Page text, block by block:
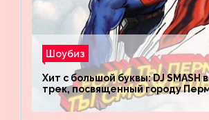
Шоубиз
Хит с большой буквы: DJ SMASH
трек, посвященный городу